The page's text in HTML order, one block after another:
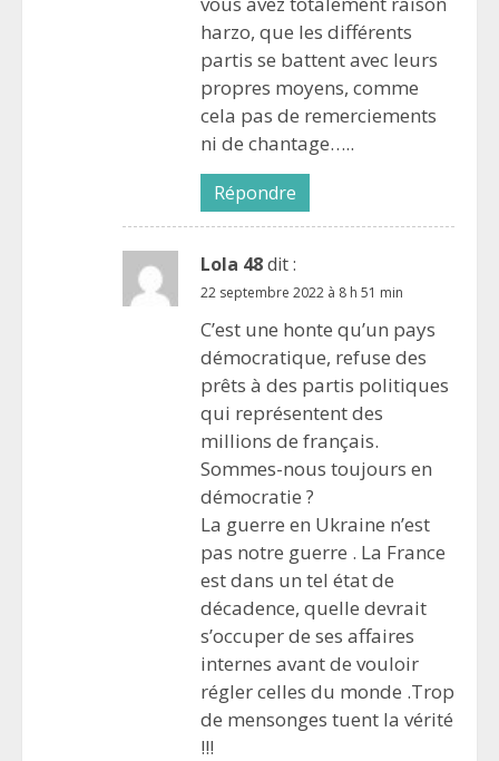
harzo, que les différents
partis se battent avec leurs
propres moyens, comme
cela pas de remerciements
ni de chantage…..
Répondre
Lola 48dit :
22 septembre 2022 à 8 h 51 min
C’est une honte qu’un pays
démocratique, refuse des
prêts à des partis politiques
qui représentent des
millions de français.
Sommes-nous toujours en
démocratie ?
La guerre en Ukraine n’est
pas notre guerre . La France
est dans un tel état de
décadence, quelle devrait
s’occuper de ses affaires
internes avant de vouloir
régler celles du monde .Trop
de mensonges tuent la vérité
!!!